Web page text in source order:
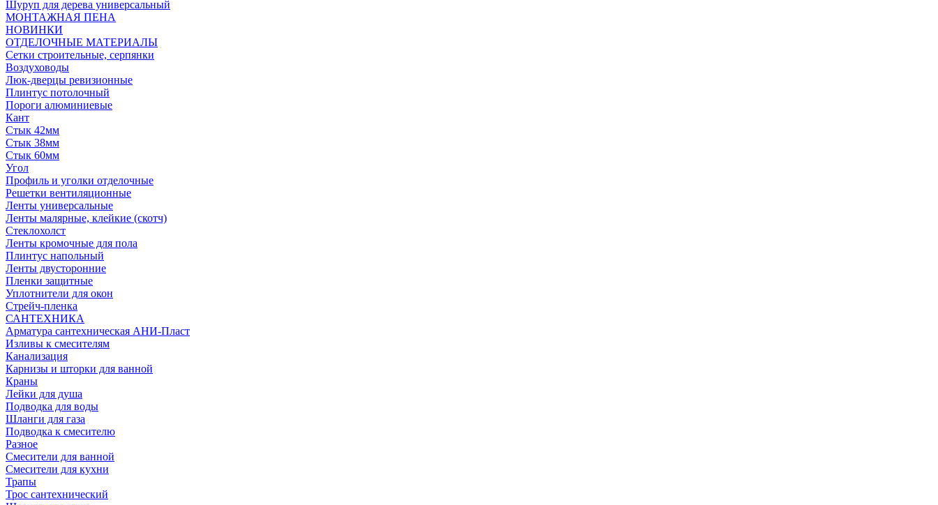
Шуруп для дерева универсальный
МОНТАЖНАЯ ПЕНА
НОВИНКИ
ОТДЕЛОЧНЫЕ МАТЕРИАЛЫ
Сетки строительные, серпянки
Воздуховоды
Люк-дверцы ревизионные
Плинтус потолочный
Пороги алюминиевые
Кант
Стык 42мм
Стык 38мм
Стык 60мм
Угол
Профиль и уголки отделочные
Решетки вентиляционные
Ленты универсальные
Ленты малярные, клейкие (скотч)
Стеклохолст
Ленты кромочные для пола
Плинтус напольный
Ленты двусторонние
Пленки защитные
Уплотнители для окон
Стрейч-пленка
САНТЕХНИКА
Арматура сантехническая АНИ-Пласт
Изливы к смесителям
Канализация
Карнизы и шторки для ванной
Краны
Лейки для душа
Подводка для воды
Шланги для газа
Подводка к смесителю
Разное
Смесители для ванной
Смесители для кухни
Трапы
Трос сантехнический